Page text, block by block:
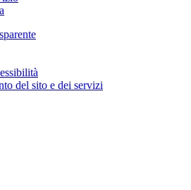
del sito e dei servizi